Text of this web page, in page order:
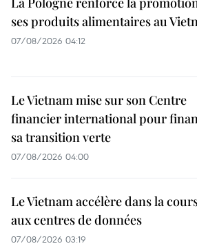
ses produits alimentaires au
07/08/2026 04:12
Le Vietnam mise sur son Centre
financier international pour
sa transition verte
07/08/2026 04:00
Le Vietnam accélère dans la
aux centres de données
07/08/2026 03:19